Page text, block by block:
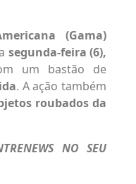
(Gama)
segunda-feira (6),
um bastão de
. A ação também
roubados da
NO SEU